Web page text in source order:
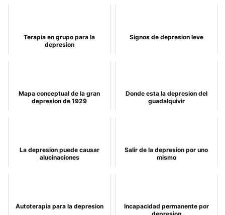
Terapia en grupo para la
depresion
Signos de depresion leve
Mapa conceptual de la gran
depresion de 1929
Donde esta la depresion del
guadalquivir
La depresion puede causar
alucinaciones
Salir de la depresion por uno
mismo
Autoterapia para la depresion
Incapacidad permanente por